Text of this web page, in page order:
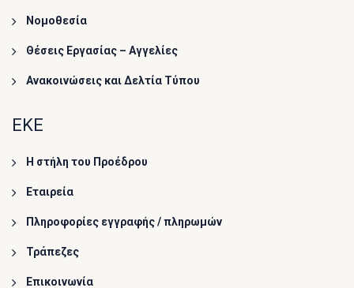
Νομοθεσία
Θέσεις Εργασίας – Αγγελίες
Ανακοινώσεις και Δελτία Τύπου
ΕΚΕ
Η στήλη του Προέδρου
Εταιρεία
Πληροφορίες εγγραφής / πληρωμών
Τράπεζες
Επικοινωνία